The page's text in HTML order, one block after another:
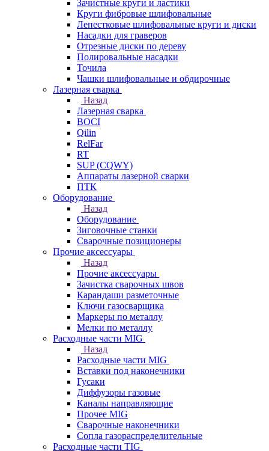
Зачистные круги и ластики
Круги фибровые шлифовальные
Лепестковые шлифовальные круги и диски
Насадки для граверов
Отрезные диски по дереву
Полировальные насадки
Точила
Чашки шлифовальные и обдирочные
Лазерная сварка
Назад
Лазерная сварка
BOCI
Qilin
RelFar
RT
SUP (CQWY)
Аппараты лазерной сварки
ПТК
Оборудование
Назад
Оборудование
Зиговочные станки
Сварочные позиционеры
Прочие аксессуары
Назад
Прочие аксессуары
Зачистка сварочных швов
Карандаши разметочные
Ключи газосварщика
Маркеры по металлу
Мелки по металлу
Расходные части MIG
Назад
Расходные части MIG
Вставки под наконечники
Гусаки
Диффузоры газовые
Каналы направляющие
Прочее MIG
Сварочные наконечники
Сопла газораспределительные
Расходные части TIG